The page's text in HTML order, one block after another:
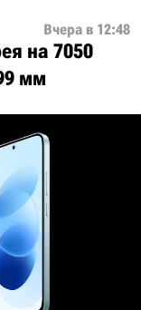
Вчера в 12:48
на 7050
мм